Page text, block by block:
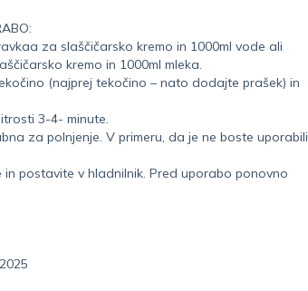
za slaščičarsko kremo in 1000ml vode ali
kremo in 1000ml mleka.
(najprej tekočino – nato dodajte prašek) in
3-4- minute.
za polnjenje. V primeru, da je ne boste uporabili
postavite v hladnilnik. Pred uporabo ponovno